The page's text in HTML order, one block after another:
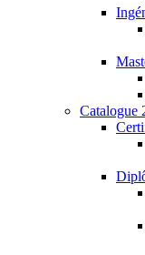
Catalogue